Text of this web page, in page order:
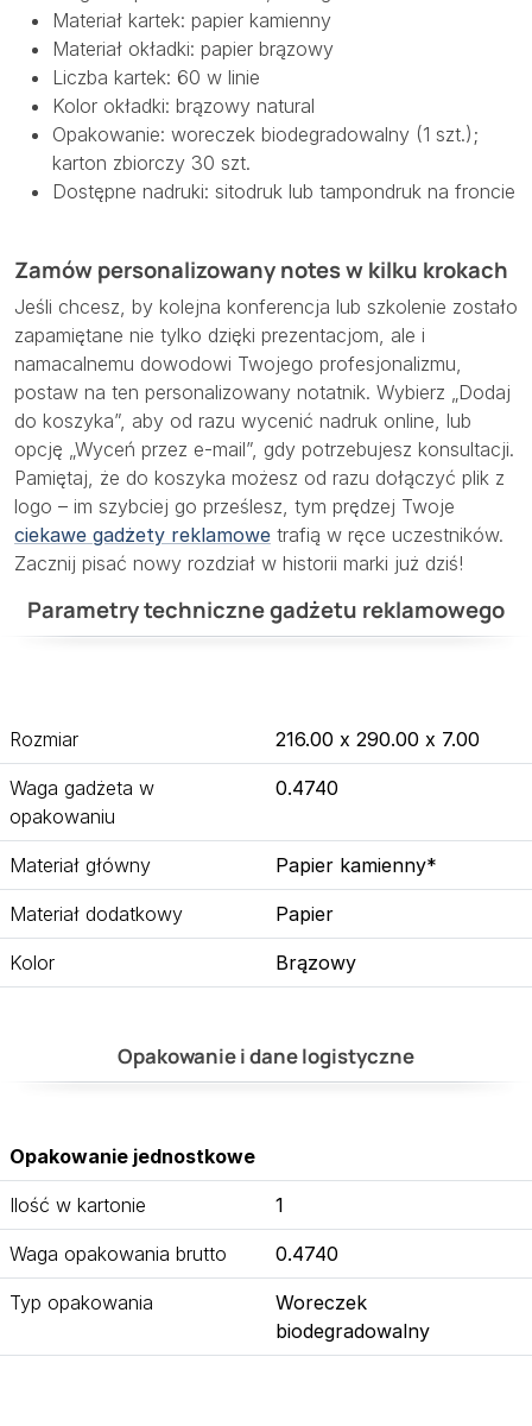
Materiał kartek: papier kamienny
Materiał okładki: papier brązowy
Liczba kartek: 60 w linie
Kolor okładki: brązowy natural
Opakowanie: woreczek biodegradowalny (1 szt.);
karton zbiorczy 30 szt.
Dostępne nadruki: sitodruk lub tampondruk na froncie
Zamów personalizowany notes w kilku krokach
Jeśli chcesz, by kolejna konferencja lub szkolenie zostało
zapamiętane nie tylko dzięki prezentacjom, ale i
namacalnemu dowodowi Twojego profesjonalizmu,
postaw na ten personalizowany notatnik. Wybierz „Dodaj
do koszyka”, aby od razu wycenić nadruk online, lub
opcję „Wyceń przez e-mail”, gdy potrzebujesz konsultacji.
Pamiętaj, że do koszyka możesz od razu dołączyć plik z
logo – im szybciej go prześlesz, tym prędzej Twoje
ciekawe gadżety reklamowe trafią w ręce uczestników.
Zacznij pisać nowy rozdział w historii marki już dziś!
Parametry techniczne gadżetu reklamowego
Rozmiar 216.00 x 290.00 x 7.00
Waga gadżeta w
opakowaniu
0.4740
Materiał główny Papier kamienny*
Materiał dodatkowy Papier
Kolor Brązowy
Opakowanie i dane logistyczne
Opakowanie jednostkowe
Ilość w kartonie 1
Waga opakowania brutto 0.4740
Typ opakowania
Woreczek
biodegradowalny